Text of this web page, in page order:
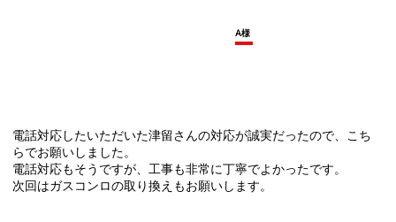
電話対応したいただいた津留さんの対応が誠実だったので、こち
らでお願いしました。
電話対応もそうですが、工事も非常に丁寧でよかったです。
次回はガスコンロの取り換えもお願いします。
A様